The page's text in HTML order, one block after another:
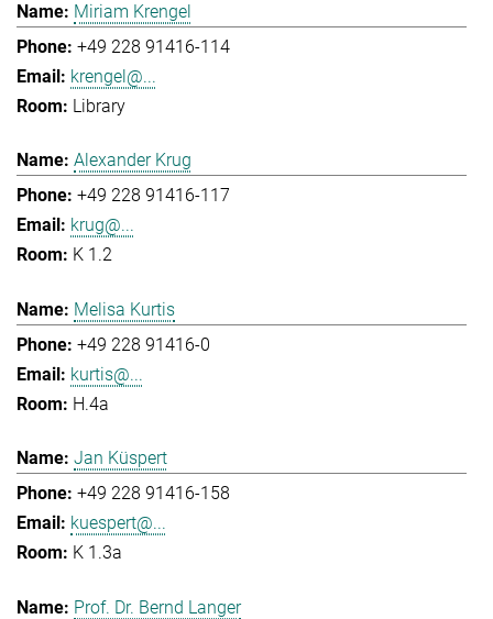
Miriam Krengel
+49 228 91416-114
krengel@...
Library
Alexander Krug
+49 228 91416-117
krug@...
K 1.2
Melisa Kurtis
+49 228 91416-0
kurtis@...
H.4a
Jan Küspert
+49 228 91416-158
kuespert@...
K 1.3a
Prof. Dr. Bernd Langer